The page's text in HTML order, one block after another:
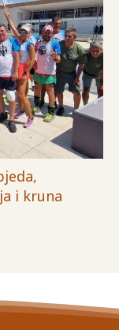
i kruna